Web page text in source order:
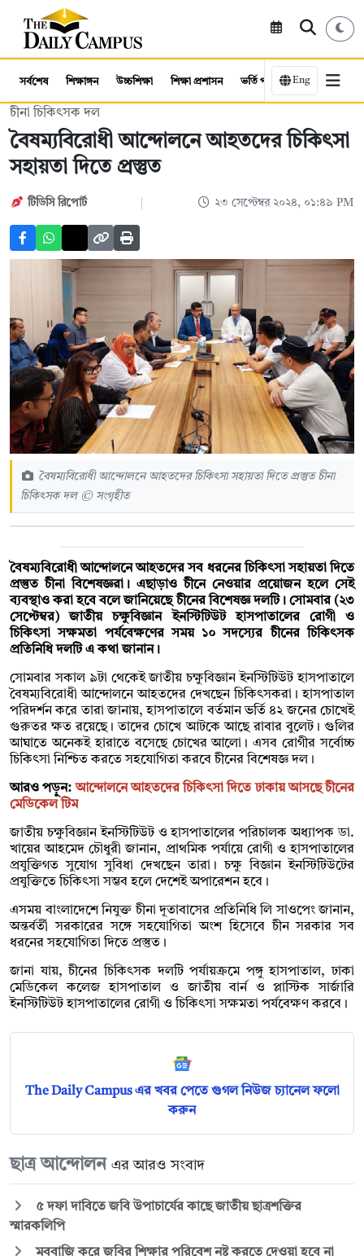
সর্বশেষ শিক্ষাঙ্গন উচ্চশিক্ষা শিক্ষা প্রশাসন ভর্তি পরীক্ষা কর্মসংস্থান
Eng
চীনা চিকিৎসক দল
বৈষম্যবিরোধী আন্দোলনে আহতদের চিকিৎসা
সহায়তা দিতে প্রস্তুত
টিডিসি রিপোর্ট ২৩ সেপ্টেম্বর ২০২৪, ০১:৪৯ PM
বৈষম্যবিরোধী আন্দোলনে আহতদের চিকিৎসা সহায়তা দিতে প্রস্তুত চীনা
চিকিৎসক দল © সংগৃহীত
বৈষম্যবিরোধী আন্দোলনে আহতদের সব ধরনের চিকিৎসা সহায়তা দিতে
প্রস্তুত চীনা বিশেষজ্ঞরা। এছাড়াও চীনে নেওয়ার প্রয়োজন হলে সেই
ব্যবস্থাও করা হবে বলে জানিয়েছে চীনের বিশেষজ্ঞ দলটি। সোমবার (২৩
সেপ্টেম্বর) জাতীয় চক্ষুবিজ্ঞান ইনস্টিটিউট হাসপাতালের রোগী ও
চিকিৎসা সক্ষমতা পর্যবেক্ষণের সময় ১০ সদস্যের চীনের চিকিৎসক
প্রতিনিধি দলটি এ কথা জানান।
সোমবার সকাল ৯টা থেকেই জাতীয় চক্ষুবিজ্ঞান ইনস্টিটিউট হাসপাতালে
বৈষম্যবিরোধী আন্দোলনে আহতদের দেখছেন চিকিৎসকরা। হাসপাতাল
পরিদর্শন করে তারা জানায়, হাসপাতালে বর্তমান ভর্তি ৪২ জনের চোখেই
গুরুতর ক্ষত রয়েছে। তাদের চোখে আটকে আছে রাবার বুলেট। গুলির
আঘাতে অনেকই হারাতে বসেছে চোখের আলো। এসব রোগীর সর্বোচ্চ
চিকিৎসা নিশ্চিত করতে সহযোগিতা করবে চীনের বিশেষজ্ঞ দল।
আরও পড়ুন:আন্দোলনে আহতদের চিকিৎসা দিতে ঢাকায় আসছে চীনের
মেডিকেল টিম
জাতীয় চক্ষুবিজ্ঞান ইনস্টিটিউট ও হাসপাতালের পরিচালক অধ্যাপক ডা.
খায়ের আহমেদ চৌধুরী জানান, প্রাথমিক পর্যায়ে রোগী ও হাসপাতালের
প্রযুক্তিগত সুযোগ সুবিধা দেখছেন তারা। চক্ষু বিজ্ঞান ইনস্টিটিউটের
প্রযুক্তিতে চিকিৎসা সম্ভব হলে দেশেই অপারেশন হবে।
এসময় বাংলাদেশে নিযুক্ত চীনা দূতাবাসের প্রতিনিধি লি সাওপেং জানান,
অন্তর্বর্তী সরকারের সঙ্গে সহযোগিতা অংশ হিসেবে চীন সরকার সব
ধরনের সহযোগিতা দিতে প্রস্তুত।
জানা যায়, চীনের চিকিৎসক দলটি পর্যায়ক্রমে পঙ্গু হাসপাতাল, ঢাকা
মেডিকেল কলেজ হাসপাতাল ও জাতীয় বার্ন ও প্লাস্টিক সার্জারি
ইনস্টিটিউট হাসপাতালের রোগী ও চিকিৎসা সক্ষমতা পর্যবেক্ষণ করবে।
The Daily Campus এর খবর পেতে গুগল নিউজ চ্যানেল ফলো
করুন
ছাত্র আন্দোলন এর আরও সংবাদ
৫ দফা দাবিতে জবি উপাচার্যের কাছে জাতীয় ছাত্রশক্তির
স্মারকলিপি
মববাজি করে জবির শিক্ষার পরিবেশ নষ্ট করতে দেওয়া হবে না